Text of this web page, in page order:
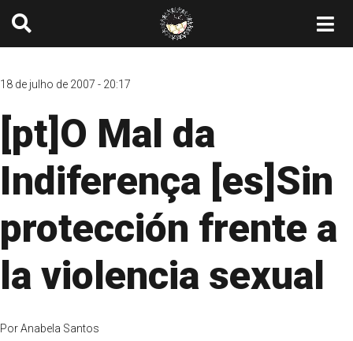
18 de julho de 2007 - 20:17
[pt]O Mal da
Indiferença [es]Sin
protección frente a
la violencia sexual
PorAnabela Santos